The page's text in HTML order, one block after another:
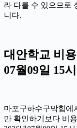
라 다를 수 있으므로
니다.
대안학교 비
07월09일 15
마포구하수구막힘에
만 확인하기보다 비